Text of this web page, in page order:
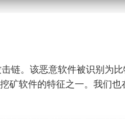
链。该恶意软件被识别为
矿软件的特征之一。我们也